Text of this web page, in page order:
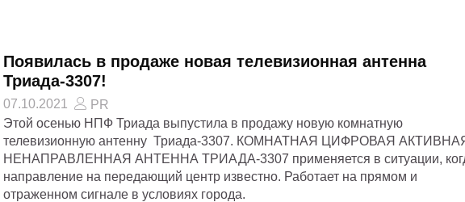
Появилась в продаже новая телевизионная антенна
Триада-3307!
07.10.2021
PR
Этой осенью НПФ Триада выпустила в продажу новую комнатную
телевизионную антенну Триада-3307. КОМНАТНАЯ ЦИФРОВАЯ
НЕНАПРАВЛЕННАЯ АНТЕННА ТРИАДА-3307 применяется в ситуации,
направление на передающий центр известно. Работает на прямом и
отраженном сигнале в условиях города.